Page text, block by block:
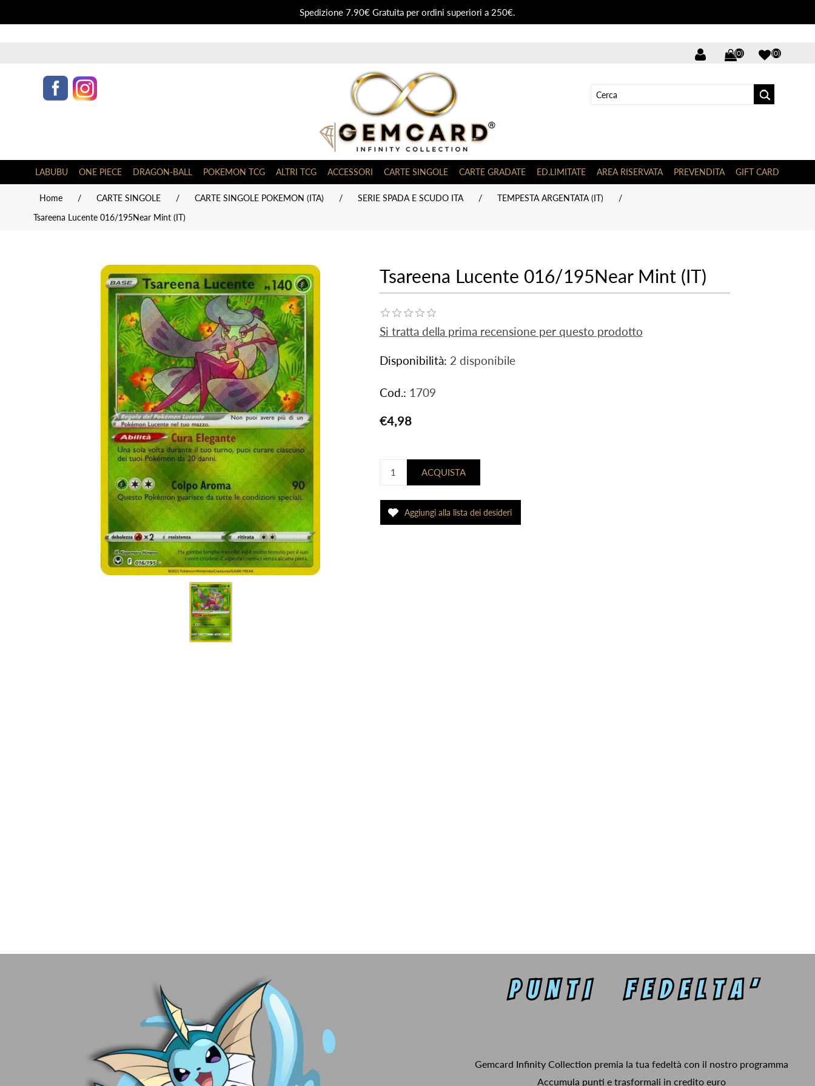
Spedizione 7.90€ Gratuita per ordini superiori a 250€.
(0) (0)
LABUBU ONE PIECE DRAGON-BALL POKEMON TCG ALTRI TCG ACCESSORI CARTE SINGOLE CARTE GRADATE ED.LIMITATE AREA RISERVATA PREVENDITA GIFT CARD
Home / CARTE SINGOLE / CARTE SINGOLE POKEMON (ITA) / SERIE SPADA E SCUDO ITA / TEMPESTA ARGENTATA (IT)
/
Tsareena Lucente 016/195Near Mint (IT)
Tsareena Lucente 016/195Near Mint (IT)
Si tratta della prima recensione per questo prodotto
Disponibilità: 2 disponibile
Cod.: 1709
€4,98
Gemcard Infinity Collection premia la tua fedeltà con il nostro programma
Accumula punti e trasformali in credito euro